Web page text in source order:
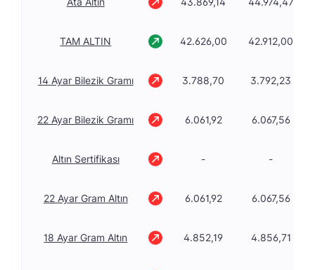
TAM ALTIN 42.626,00 42.912,00
14 Ayar Bilezik Gramı 3.788,70 3.792,23
22 Ayar Bilezik Gramı 6.061,92 6.067,56
Altın Sertifikası - -
22 Ayar Gram Altın 6.061,92 6.067,56
18 Ayar Gram Altın 4.852,19 4.856,71